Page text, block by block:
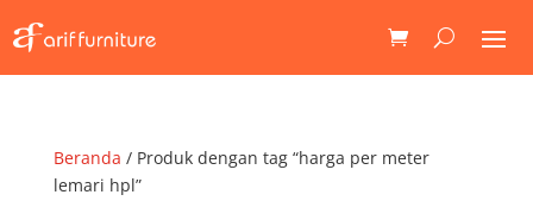
Beranda / Produk dengan tag “harga per meter
lemari hpl”